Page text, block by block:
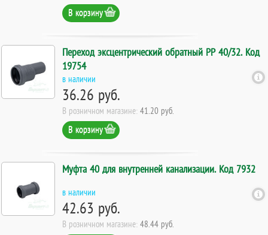
В корзину
Переход эксцентрический обратный PP 40/32. Код
19754
в наличии
36.26 руб.
В розничном магазине: 41.20 руб.
В корзину
Муфта 40 для внутренней канализации. Код 7932
в наличии
42.63 руб.
В розничном магазине: 48.44 руб.